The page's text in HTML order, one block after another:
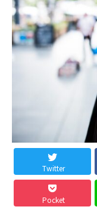
Twitter
Pocket